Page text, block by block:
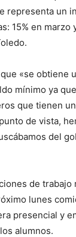
representa un
15% en marzo
«se obtiene
mínimo ya
que tienen
de vista,
del
de
lunes
presencial y
alumnos.